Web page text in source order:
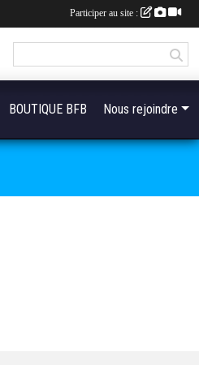
BOUTIQUE BFB Nous rejoindre
Participer au site :